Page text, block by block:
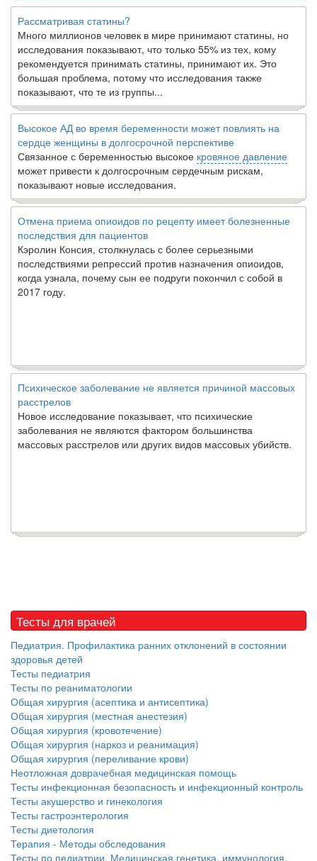
Рассматривая статины?
Много миллионов человек в мире принимают статины, но
исследования показывают, что только 55% из тех, кому
рекомендуется принимать статины, принимают их. Это
большая проблема, потому что исследования также
показывают, что те из группы...
Высокое АД во время беременности может повлиять на
сердце женщины в долгосрочной перспективе
Связанное с беременностью высокое кровяное давление
может привести к долгосрочным сердечным рискам,
показывают новые исследования.
Отмена приема опиоидов по рецепту имеет болезненные
последствия для пациентов
Кэролин Консия, столкнулась с более серьезными
последствиями репрессий против назначения опиоидов,
когда узнала, почему сын ее подруги покончил с собой в
2017 году.
Психическое заболевание не является причиной массовых
расстрелов
Новое исследование показывает, что психические
заболевания не являются фактором большинства
массовых расстрелов или других видов массовых убийств.
Тесты для врачей
Педиатрия. Профилактика ранних отклонений в состоянии
здоровья детей
Тесты педиатрия
Тесты по реаниматологии
Общая хирургия (асептика и антисептика)
Общая хирургия (местная анестезия)
Общая хирургия (кровотечение)
Общая хирургия (наркоз и реанимация)
Общая хирургия (переливание крови)
Неотложная доврачебная медицинская помощь
Тесты инфекционная безопасность и инфекционный контроль
Тесты акушерство и гинекология
Тесты гастроэнтерология
Тесты диетология
Терапия - Методы обследования
Тесты по педиатрии. Медицинская генетика, иммунология,